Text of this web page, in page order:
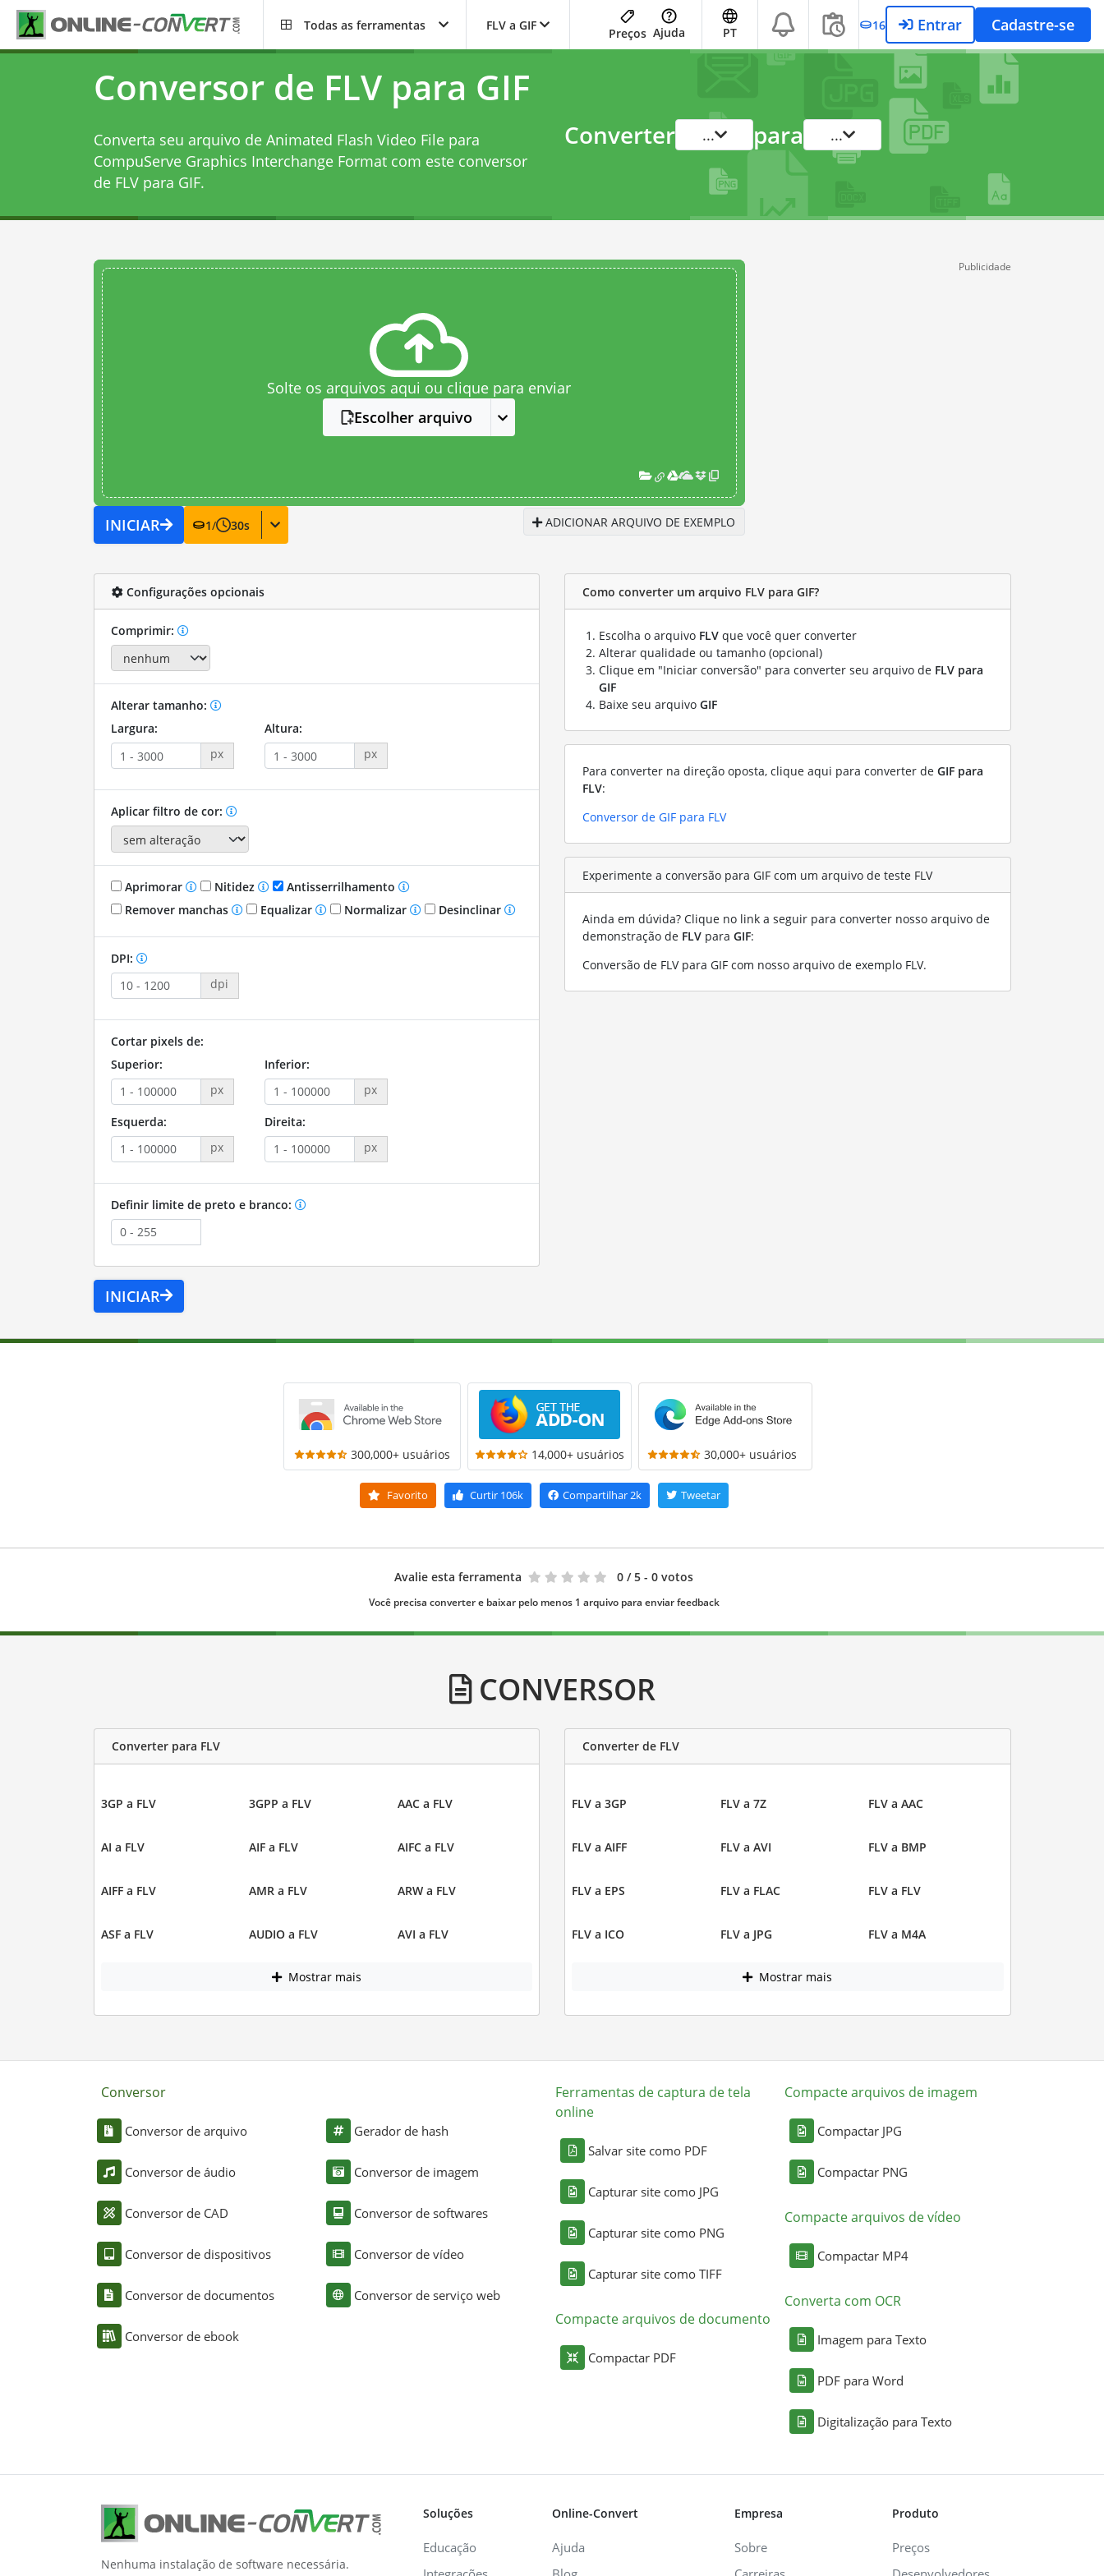
Todas as ferramentas FLV a GIF
Preços Ajuda PT 16 Entrar Cadastre-se
Conversor de FLV para GIF
Converta seu arquivo de Animated Flash Video File para
CompuServe Graphics Interchange Format com este conversor
de FLV para GIF.
Converter ... para ...
Solte os arquivos aqui ou clique para enviar
Escolher arquivo
INICIAR 1/ 30s ADICIONAR ARQUIVO DE EXEMPLO
Publicidade
Configurações opcionais
Comprimir:
Alterar tamanho:
Largura:
px
Altura:
px
Aplicar filtro de cor:
Aprimorar Nitidez
Antisserrilhamento
Remover manchas
Equalizar Normalizar Desinclinar
DPI:
dpi
Cortar pixels de:
Superior:
px
Inferior:
px
Esquerda:
px
Direita:
px
Definir limite de preto e branco:
INICIAR
Como converter um arquivo FLV para GIF?
Escolha o arquivo FLV que você quer converter
Alterar qualidade ou tamanho (opcional)
Clique em "Iniciar conversão" para converter seu arquivo de FLV para
GIF
Baixe seu arquivo GIF
Para converter na direção oposta, clique aqui para converter de GIF para
FLV:
Conversor de GIF para FLV
Experimente a conversão para GIF com um arquivo de teste FLV
Ainda em dúvida? Clique no link a seguir para converter nosso arquivo de
demonstração de FLV para GIF:
Conversão de FLV para GIF com nosso arquivo de exemplo FLV.
300,000+ usuários 14,000+ usuários 30,000+ usuários
Favorito Curtir106k Compartilhar2k Tweetar
Avalie esta ferramenta 0 / 5 - 0 votos
Você precisa converter e baixar pelo menos 1 arquivo para enviar feedback
CONVERSOR
Converter para FLV
3GP a FLV 3GPP a FLV AAC a FLV
AI a FLV AIF a FLV AIFC a FLV
AIFF a FLV AMR a FLV ARW a FLV
ASF a FLV AUDIO a FLV AVI a FLV
Mostrar mais
Converter de FLV
FLV a 3GP FLV a 7Z FLV a AAC
FLV a AIFF FLV a AVI FLV a BMP
FLV a EPS FLV a FLAC FLV a FLV
FLV a ICO FLV a JPG FLV a M4A
Mostrar mais
Conversor
Conversor de arquivo
Conversor de áudio
Conversor de CAD
Conversor de dispositivos
Conversor de documentos
Conversor de ebook
Gerador de hash
Conversor de imagem
Conversor de softwares
Conversor de vídeo
Conversor de serviço web
Ferramentas de captura de tela
online
Salvar site como PDF
Capturar site como JPG
Capturar site como PNG
Capturar site como TIFF
Compacte arquivos de documento
Compactar PDF
Compacte arquivos de imagem
Compactar JPG
Compactar PNG
Compacte arquivos de vídeo
Compactar MP4
Converta com OCR
Imagem para Texto
PDF para Word
Digitalização para Texto
Nenhuma instalação de software necessária.
Soluções
Educação
Online-Convert
Ajuda
Empresa
Sobre
Produto
Preços